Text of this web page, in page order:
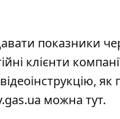
показники
клієнти
можна тут.